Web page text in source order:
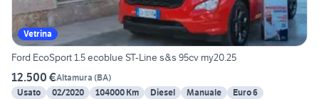
Vetrina
Ford EcoSport 1.5 ecoblue ST-Line s&s 95cv my20.25
12.500 €Altamura (BA)
Usato
02/2020 104000 Km Diesel Manuale
Euro 6